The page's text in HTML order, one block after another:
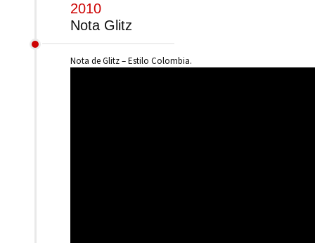
2010
Nota Glitz
Nota de Glitz – Estilo Colombia.